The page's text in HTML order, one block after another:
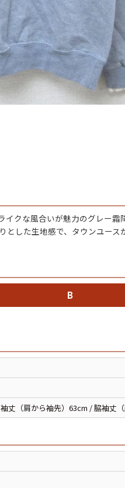
ジャケット スウェッ
長袖シャツ 半袖シ
レディ
Search by Sizeサイ
Tシャツ XS S
W35,W36
クな風合いが魅力のグレー霜
した生地感で、タウンユース
B
丈（肩から袖先）63cm / 脇袖丈